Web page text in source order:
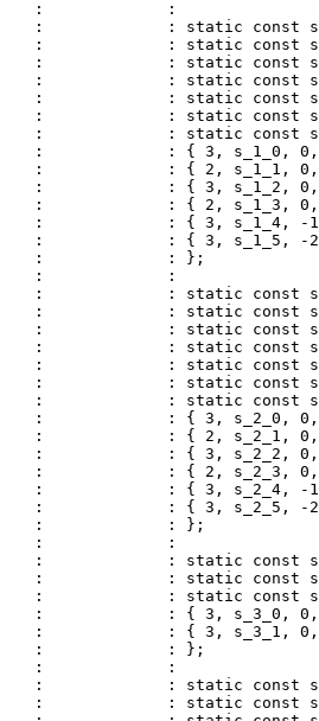
:             :
:             : static const
:             : static const
:             : static const
:             : static const
:             : static const
:             : static const
:             : static const
:             : { 3, s_1_0,
:             : { 2, s_1_1,
:             : { 3, s_1_2,
:             : { 2, s_1_3,
:             : { 3, s_1_4, -
:             : { 3, s_1_5, -
:             : };
:             :
:             : static const
:             : static const
:             : static const
:             : static const
:             : static const
:             : static const
:             : static const
:             : { 3, s_2_0,
:             : { 2, s_2_1,
:             : { 3, s_2_2,
:             : { 2, s_2_3,
:             : { 3, s_2_4, -
:             : { 3, s_2_5, -
:             : };
:             :
:             : static const
:             : static const
:             : static const
:             : { 3, s_3_0,
:             : { 3, s_3_1,
:             : };
:             :
:             : static const
:             : static const